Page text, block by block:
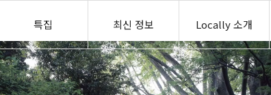
특집 최신 정보 Locally 소개